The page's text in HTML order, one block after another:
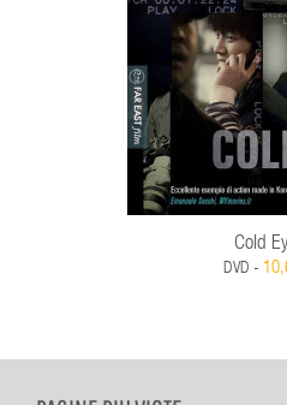
Cold
DVD -